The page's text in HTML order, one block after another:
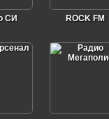
СИ ROCK FM